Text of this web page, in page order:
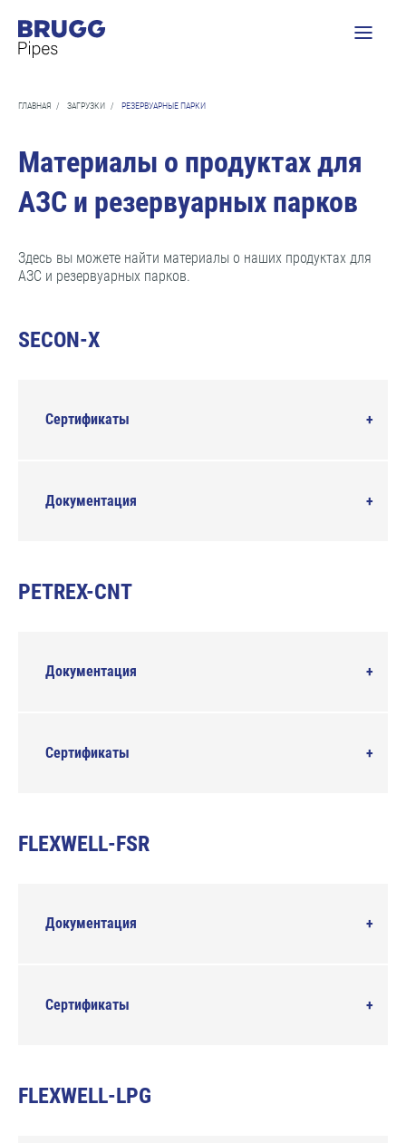
ГЛАВНАЯ / ЗАГРУЗКИ / РЕЗЕРВУАРНЫЕ ПАРКИ
Материалы о продуктах для
АЗС и резервуарных парков
Здесь вы можете найти материалы о наших продуктах для
АЗС и резервуарных парков.
SECON-X
Сертификаты
Документация
PETREX-CNT
Документация
Сертификаты
FLEXWELL-FSR
Документация
Сертификаты
FLEXWELL-LPG